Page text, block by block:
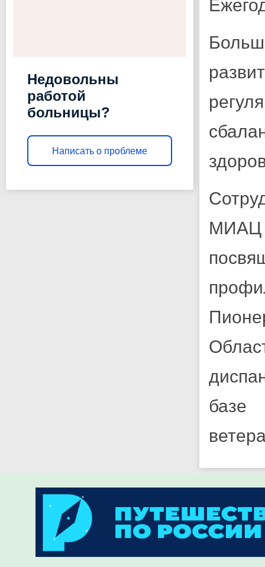
Недовольны
работой
больницы?
Написать о проблеме
МИАЦ
базе